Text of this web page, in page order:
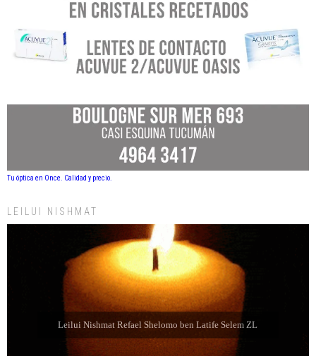
Tu óptica en Once. Calidad y precio.
LEILUI NISHMAT
Leilui Nishmat Sara bat Farida Chabube ZL